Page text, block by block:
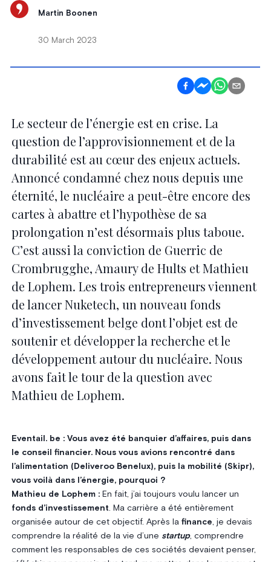
Martin Boonen
30 March 2023
Le secteur de l’énergie est en crise. La
question de l’approvisionnement et de la
durabilité est au cœur des enjeux actuels.
Annoncé condamné chez nous depuis une
éternité, le nucléaire a peut-être encore des
cartes à abattre et l’hypothèse de sa
prolongation n’est désormais plus taboue.
C’est aussi la conviction de Guerric de
Crombrugghe, Amaury de Hults et Mathieu
de Lophem. Les trois entrepreneurs viennent
de lancer Nuketech, un nouveau fonds
d’investissement belge dont l’objet est de
soutenir et développer la recherche et le
développement autour du nucléaire. Nous
avons fait le tour de la question avec
Mathieu de Lophem.
Eventail. be : Vous avez été banquier d’affaires, puis dans
le conseil financier. Nous vous avions rencontré dans
l’alimentation (Deliveroo Benelux), puis la mobilité (Skipr),
vous voilà dans l’énergie, pourquoi ?
Mathieu de Lophem :En fait, j’ai toujours voulu lancer un
fonds d’investissement. Ma carrière a été entièrement
organisée autour de cet objectif. Après la finance, je devais
comprendre la réalité de la vie d’une startup, comprendre
comment les responsables de ces sociétés devaient penser,